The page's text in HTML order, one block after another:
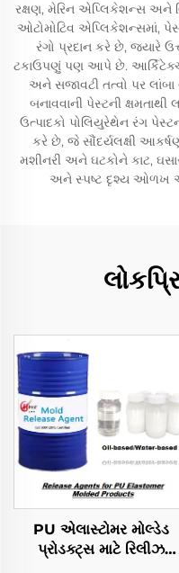
રક્ષણ, મેરિન એપ્લિકેશન્સ અને
ઓટોમોટિવ એપ્લિકેશન્સમાં,
રંગો પ્રદાન કરે છે, જ્યારે
ટકાઉપણું પણ આપે છે.
અને સજાવટી તત્વો પર લાંબા
બનાવવાની પેસ્ટની
ઉત્પાદકો પોલિયુરેથેન રંગ
કરે છે, જે સૌંદર્યલક્ષી
મશીનરી અને ઘટકોને કાટ,
અને સ્પષ્ટ દૃશ્ય ઓળખ
PU એલાસ્ટોમર મોલ્ડેડ
પ્રોડક્ટ્સ માટે રિલીઝ